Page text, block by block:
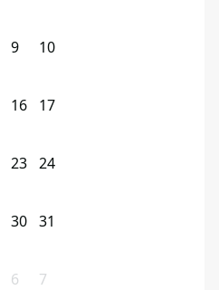
9 10
16 17
23 24
30 31
6 7